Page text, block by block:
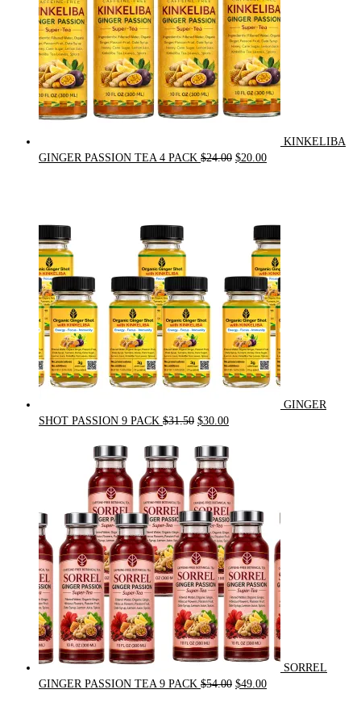
KINKELIBA
GINGER PASSION TEA 4 PACK $24.00 Original
$20.00Current
GINGER
SHOT PASSION 9 PACK $31.50 Original
$31.50.
$30.00Current
SORREL
GINGER PASSION TEA 9 PACK $54.00 Original
$49.00Current